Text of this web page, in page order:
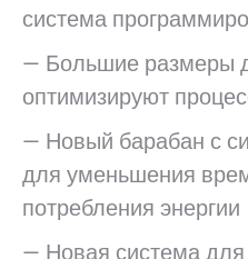
система
— Большие размеры
оптимизируют
— Новый барабан с
для уменьшения
потребления энергии
— Новая система для